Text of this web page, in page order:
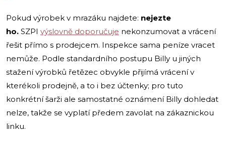
Pokud výrobek v mrazáku najdete: nejezte
ho. SZPI výslovně doporučuje nekonzumovat a vrácení
řešit přímo s prodejcem. Inspekce sama peníze vracet
nemůže. Podle standardního postupu Billy u jiných
stažení výrobků řetězec obvykle přijímá vrácení v
kterékoli prodejně, a to i bez účtenky; pro tuto
konkrétní šarži ale samostatné oznámení Billy dohledat
nelze, takže se vyplatí předem zavolat na zákaznickou
linku.